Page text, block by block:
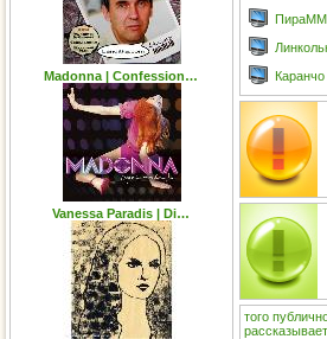
Madonna | Confession…
Vanessa Paradis | Di…
того
рассказывает